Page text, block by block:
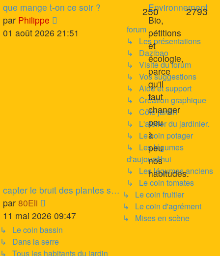
Dernier
message
que mange t-on ce soir ?
par Philippe
le
01 août 2026 21:51
Environnement
Bio,
pétitions
et
écologie,
parce
qu'il
faut
changer
peu
à
peu
nos
habitudes.
250Sujets2793
Dernier
message
capter le bruit des plantes s…
par 80Eli
le
dernier
message
11 mai 2026 09:47
forum
↳ Les présentations
↳ Dazibao
↳ Visite du forum
↳ Vos suggestions
↳ Aide et support
↳ Création graphique
↳ Côté jardin
↳ L'atelier du jardinier.
↳ Le coin potager
↳ Les légumes
d'aujourd'hui
↳ Les légumes anciens
↳ Le coin tomates
↳ Le coin fruitier
↳ Le coin d'agrément
↳ Mises en scène
↳ Le coin bassin
↳ Dans la serre
↳ Tous les habitants du jardin